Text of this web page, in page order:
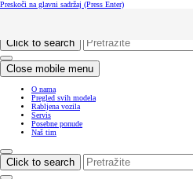
Preskoči na glavni sadržaj (Press Enter)
Click to search
Close mobile menu
O nama
Pregled svih modela
Rabljena vozila
Servis
Posebne ponude
Naš tim
Click to search